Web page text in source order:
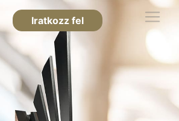
Iratkozz fel